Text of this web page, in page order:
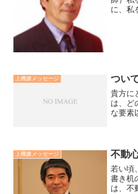
に、私
上機嫌メッセージ つい
貴方に
は、ど
な要素
くれた
上機嫌メッセージ 不動
若い頃
書き机
は、不